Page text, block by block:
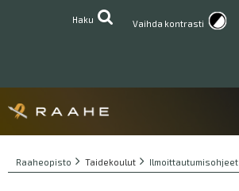
Hyppää
Vaihda kontrasti
Haku
Breadcrumbs
You
Raaheopisto Taidekoulut Ilmoittautumisohjeet